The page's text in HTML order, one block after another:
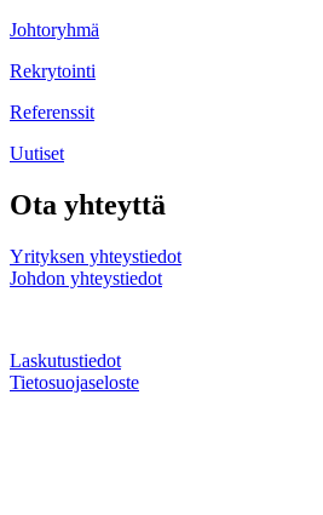
Johtoryhmä
Rekrytointi
Referenssit
Uutiset
Ota yhteyttä
Yrityksen yhteystiedot
Johdon yhteystiedot
Laskutustiedot
Tietosuojaseloste